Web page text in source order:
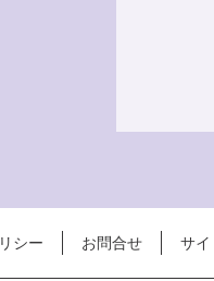
シー お問合せ サイ